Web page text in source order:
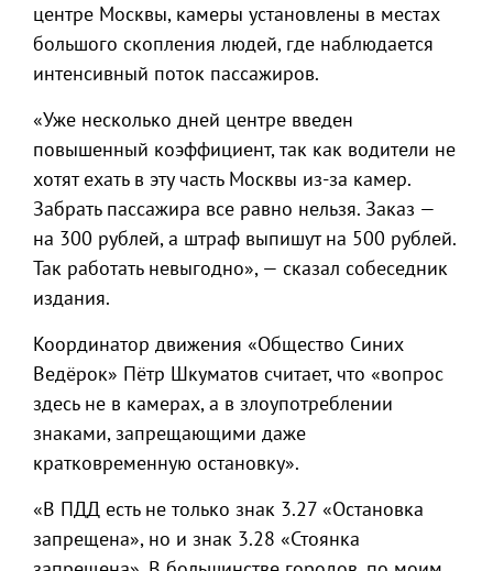
центре Москвы, камеры установлены в местах
большого скопления людей, где наблюдается
интенсивный поток пассажиров.
«Уже несколько дней центре введен
повышенный коэффициент, так как водители не
хотят ехать в эту часть Москвы из-за камер.
Забрать пассажира все равно нельзя. Заказ —
на 300 рублей, а штраф выпишут на 500 рублей.
Так работать невыгодно», — сказал собеседник
издания.
Координатор движения «Общество Синих
Ведёрок» Пётр Шкуматов считает, что «вопрос
здесь не в камерах, а в злоупотреблении
знаками, запрещающими даже
кратковременную остановку».
«В ПДД есть не только знак 3.27 «Остановка
запрещена», но и знак 3.28 «Стоянка